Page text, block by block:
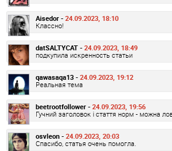
Aisedor - 24.09.2023, 18:10
Классно!
datSALTYCAT - 24.09.2023, 18:49
подкупила искренность статьи
qawasaqa13 - 24.09.2023, 19:12
Реальная тема
beetrootfollower - 24.09.2023, 19:56
Гучний заголовок і стаття норм - можна
osvleon - 24.09.2023, 20:03
Спасибо, статья очень помогла.